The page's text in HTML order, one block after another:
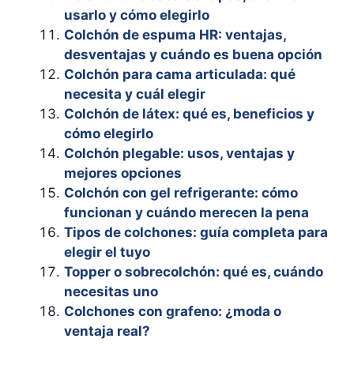
usarlo y cómo elegirlo
Colchón de espuma HR: ventajas,
desventajas y cuándo es buena opción
Colchón para cama articulada: qué
necesita y cuál elegir
Colchón de látex: qué es, beneficios y
cómo elegirlo
Colchón plegable: usos, ventajas y
mejores opciones
Colchón con gel refrigerante: cómo
funcionan y cuándo merecen la pena
Tipos de colchones: guía completa para
elegir el tuyo
Topper o sobrecolchón: qué es, cuándo
necesitas uno
Colchones con grafeno: ¿moda o
ventaja real?